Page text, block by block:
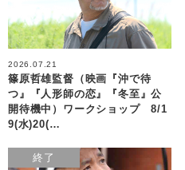
2026.07.21
篠原哲雄監督（映画『沖で待
つ』『人形師の恋』『冬至』公
開待機中）ワークショップ 8/1
9(水)20(…
終了